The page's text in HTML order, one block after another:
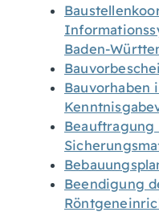
Baden-
Bauvorhaben
Beendigung